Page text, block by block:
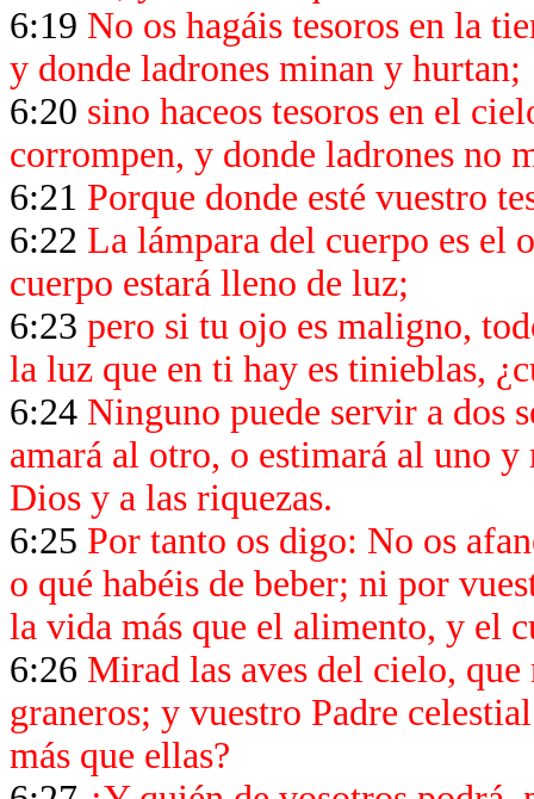
6:19 No os hagáis tesoros en la
y donde ladrones minan y hurtan;
6:20 sino haceos tesoros en el
corrompen, y donde ladrones no
6:21 Porque donde esté vuestro
6:22 La lámpara del cuerpo es el
cuerpo estará lleno de luz;
6:23 pero si tu ojo es maligno,
la luz que en ti hay es tinieblas,
6:24 Ninguno puede servir a dos
amará al otro, o estimará al uno
Dios y a las riquezas.
6:25 Por tanto os digo: No os
o qué habéis de beber; ni por
la vida más que el alimento, y el
6:26 Mirad las aves del cielo,
graneros; y vuestro Padre
más que ellas?